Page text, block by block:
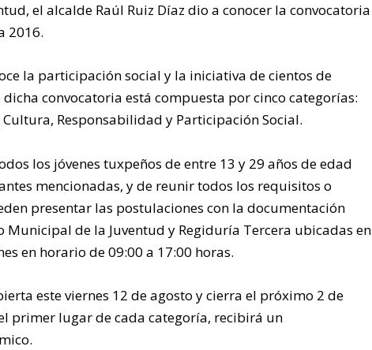
el alcalde Raúl Ruiz Díaz dio a conocer la convocatoria
2016.
la participación social y la iniciativa de cientos de
convocatoria está compuesta por cinco categorías:
Responsabilidad y Participación Social.
los jóvenes tuxpeños de entre 13 y 29 años de edad
mencionadas, y de reunir todos los requisitos o
presentar las postulaciones con la documentación
de la Juventud y Regiduría Tercera ubicadas en
en horario de 09:00 a 17:00 horas.
este viernes 12 de agosto y cierra el próximo 2 de
primer lugar de cada categoría, recibirá un